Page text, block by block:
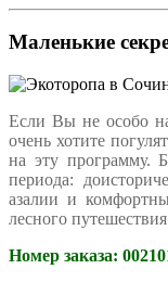
Маленькие
Если Вы не особо
очень хотите
на эту программу.
периода:
азалии и
лесного
Номер заказа: